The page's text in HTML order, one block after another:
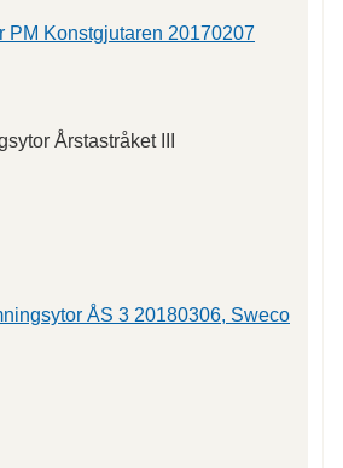
PM Konstgjutaren 20170207
Årstastråket III
ÅS 3 20180306, Sweco